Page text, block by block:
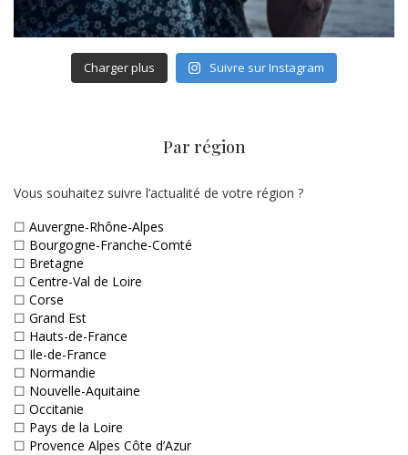
Charger plus Suivre sur Instagram
Par région
Vous souhaitez suivre l’actualité de votre région ?
☐ Auvergne-Rhône-Alpes
☐ Bourgogne-Franche-Comté
☐ Bretagne
☐ Centre-Val de Loire
☐ Corse
☐ Grand Est
☐ Hauts-de-France
☐ Ile-de-France
☐ Normandie
☐ Nouvelle-Aquitaine
☐ Occitanie
☐ Pays de la Loire
☐ Provence Alpes Côte d’Azur